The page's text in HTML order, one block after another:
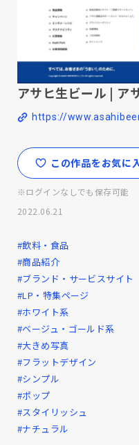
アサヒ生ビール | ア
https://
この作品をお気に
※ログインなしでも保存可能
2022.06.21
#飲料・食品
#商品紹介
#ブランド・サービスサイト
#LP・特集ページ
#ホワイト系
#ベージュ・ゴールド系
#大きめ写真
#フラットデザイン
#シンプル
#ポップ
#スタイリッシュ
#ナチュラル